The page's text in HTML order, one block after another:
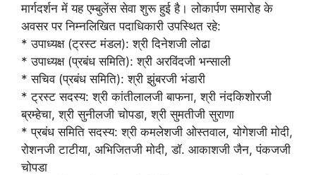
मार्गदर्शन में यह एम्बुलेंस सेवा शुरू हुई है। लोकार्पण समारोह के
अवसर पर निम्नलिखित पदाधिकारी उपस्थित रहे:
* उपाध्यक्ष (ट्रस्ट मंडल): श्री दिनेशजी लोढा
* उपाध्यक्ष (प्रबंध समिति): श्री अरविंदजी भन्साली
* सचिव (प्रबंध समिति): श्री झुंबरजी भंडारी
* ट्रस्ट सदस्य: श्री कांतीलालजी बाफना, श्री नंदकिशोरजी
ब्रम्हेचा, श्री सुनीलजी चोपडा, श्री सुमतीजी सुराणा
* प्रबंध समिति सदस्य: श्री कमलेशजी ओस्तवाल, योगेशजी मोदी,
रोशनजी टाटीया, अभिजितजी मोदी, डॉ. आकाशजी जैन, पंकजजी
चोपडा